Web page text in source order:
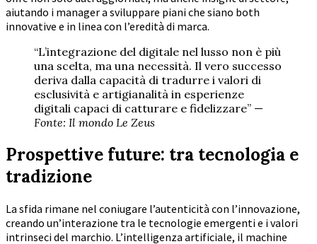
aiutando i manager a sviluppare piani che siano both
innovative e in linea con l’eredità di marca.
“L’integrazione del digitale nel lusso non è più
una scelta, ma una necessità. Il vero successo
deriva dalla capacità di tradurre i valori di
esclusività e artigianalità in esperienze
digitali capaci di catturare e fidelizzare” —
Fonte: Il mondo Le Zeus
Prospettive future: tra tecnologia e
tradizione
La sfida rimane nel coniugare l’autenticità con l’innovazione,
creando un’interazione tra le tecnologie emergenti e i valori
intrinseci del marchio. L’intelligenza artificiale, il machine